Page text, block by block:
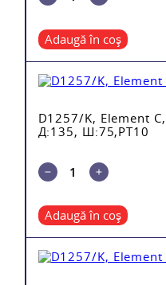
Adaugă în coș
D1257/K, Element C,
Д:135, Ш:75,PT10
Adaugă în coș